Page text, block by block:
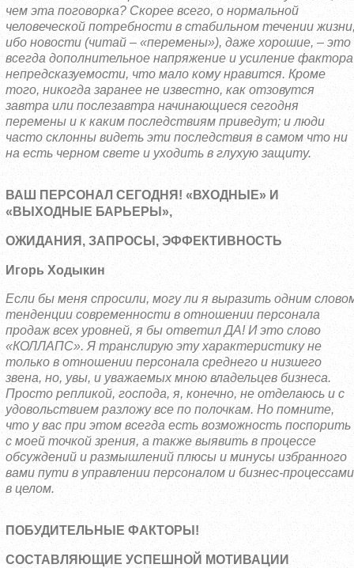
чем эта поговорка? Скорее всего, о нормальной
человеческой потребности в стабильном течении
ибо новости (читай – «перемены»), даже хорошие, – это
всегда дополнительное напряжение и усиление фактора
непредсказуемости, что мало кому нравится. Кроме
того, никогда заранее не известно, как отзовутся
завтра или послезавтра начинающиеся сегодня
перемены и к каким последствиям приведут; и люди
часто склонны видеть эти последствия в самом что ни
на есть черном свете и уходить в глухую защиту.
ВАШ ПЕРСОНАЛ СЕГОДНЯ! «ВХОДНЫЕ» И
«ВЫХОДНЫЕ БАРЬЕРЫ»,
ОЖИДАНИЯ, ЗАПРОСЫ, ЭФФЕКТИВНОСТЬ
Игорь Ходыкин
Если бы меня спросили, могу ли я выразить одним
тенденции современности в отношении персонала
продаж всех уровней, я бы ответил ДА! И это слово
«КОЛЛАПС». Я транслирую эту характеристику не
только в отношении персонала среднего и низшего
звена, но, увы, и уважаемых мною владельцев бизнеса.
Просто репликой, господа, я, конечно, не отделаюсь и с
удовольствием разложу все по полочкам. Но помните,
что у вас при этом всегда есть возможность поспорить
с моей точкой зрения, а также выявить в процессе
обсуждений и размышлений плюсы и минусы избранного
вами пути в управлении персоналом и бизнес-процессами
в целом.
ПОБУДИТЕЛЬНЫЕ ФАКТОРЫ!
СОСТАВЛЯЮЩИЕ УСПЕШНОЙ МОТИВАЦИИ